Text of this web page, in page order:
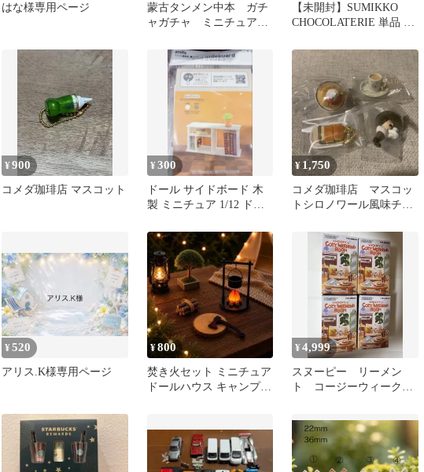
はな様専用ページ
蒙古タンメン中本 ガチ
ャガチャ ミニチュアフ
【未開封】SUMIKKO
CHOCOLATERIE 単品 ⑤
¥900
コメダ珈琲店 マスコット
¥300
ドール サイドボード 木
製 ミニチュア 1/12 ドー
¥ 1,750
コメダ珈琲店 マスコッ
トシロノワール風味チョ
¥520
アリス.K様専用ページ
¥800
焚き火セット ミニチュア
ドールハウス キャンプセ
¥4,999
スヌーピー リーメン
ト コージーウィークエ